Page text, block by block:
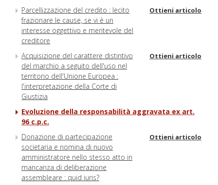
Parcellizzazione del credito : lecito
frazionare le cause, se vi è un
interesse oggettivo e meritevole del
creditore
Ottieni articolo
Acquisizione del carattere distintivo
del marchio a seguito dell'uso nel
territorio dell'Unione Europea :
l'interpretazione della Corte di
Giustizia
Ottieni articolo
Evoluzione della responsabilità aggravata ex art.
96 c.p.c.
Donazione di partecipazione
societaria e nomina di nuovo
amministratore nello stesso atto in
mancanza di deliberazione
assembleare : quid iuris?
Ottieni articolo